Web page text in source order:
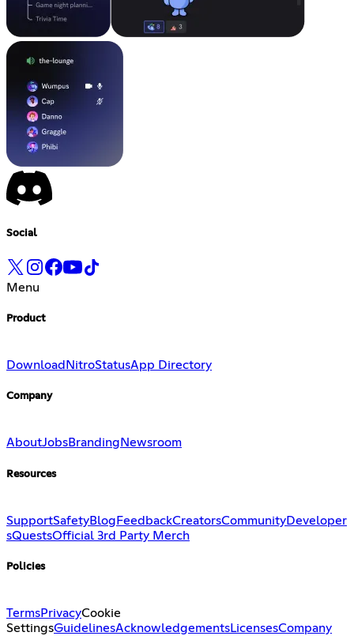
Social
Menu
Product
Download NitroStatusApp Directory
Company
AboutJobsBranding Newsroom
Resources
SupportSafetyBlog FeedbackCreatorsCommunityDeveloper
sQuestsOfficial 3rd Party Merch
Policies
TermsPrivacyCookie
SettingsGuidelinesAcknowledgementsLicensesCompany